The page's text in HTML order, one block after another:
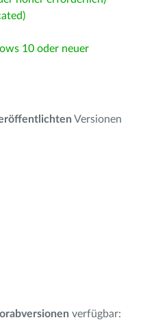
10 oder neuer
Versionen
verfügbar: